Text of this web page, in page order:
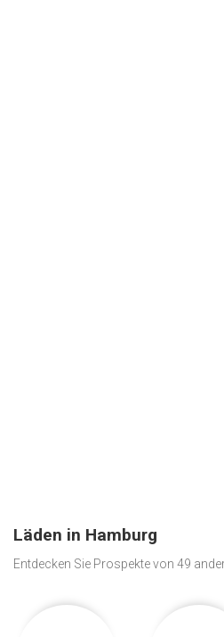
Läden in Hamburg
Entdecken Sie Prospekte von 49